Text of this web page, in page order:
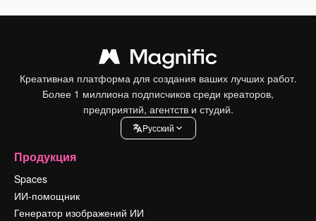
Креативная платформа для создания ваших лучших работ.
Более 1 миллиона подписчиков среди креаторов,
предприятий, агентств и студий.
Pусский
Продукция
Spaces
ИИ-помощник
Генератор изображений ИИ